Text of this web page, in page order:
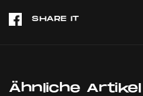
Ähnliche Artikel